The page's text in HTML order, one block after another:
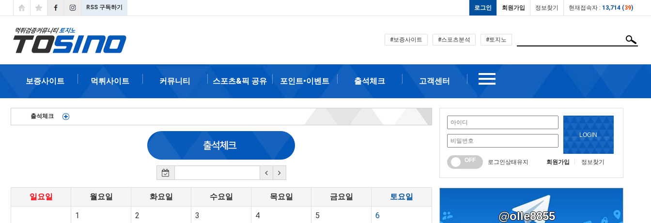
RSS 구독하기 로그인 회원가입 정보찾기 현재접속자 : 13,714 (39)
#보증사이트 #스포츠분석 #토지노
보증사이트 먹튀사이트 커뮤니티 스포츠&픽 공유 포인트•이벤트 출석체크 고객센터
출석체크
일요일 월요일 화요일 수요일 목요일 금요일 토요일
1 2 3 4 5 6
LOGIN
OFF 로그인상태유지 회원가입 정보찾기
@olle8855